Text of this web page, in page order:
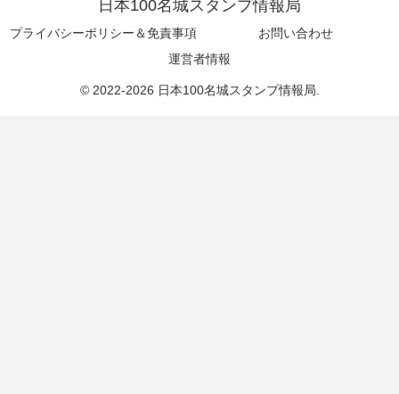
日本100名城スタンプ情報局
プライバシーポリシー＆免責事項
お問い合わせ
運営者情報
© 2022-2026 日本100名城スタンプ情報局.